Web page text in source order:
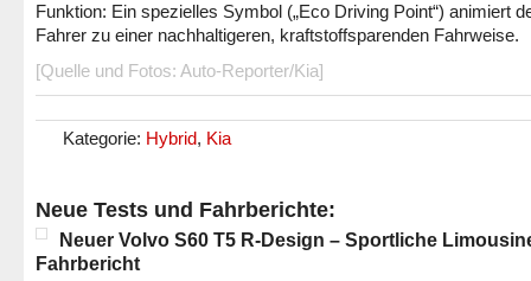
Funktion: Ein spezielles Symbol („Eco Driving Point“) animiert
Fahrer zu einer nachhaltigeren, kraftstoffsparenden Fahrweise.
[Quelle und Fotos: Auto-Reporter/Kia]
Kategorie: Hybrid, Kia
Neue Tests und Fahrberichte:
Neuer Volvo S60 T5 R-Design – Sportliche
Fahrbericht